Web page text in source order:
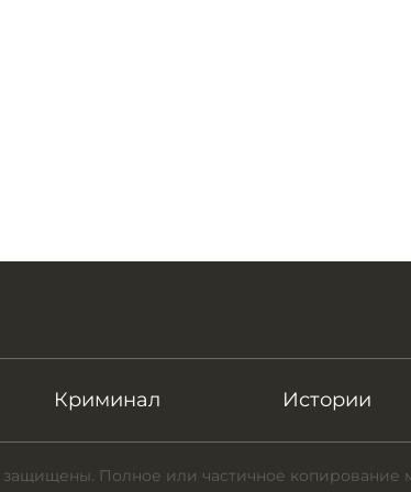
Криминал Истории
защищены. Полное или частичное копирование